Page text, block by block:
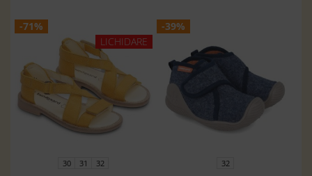
-71%
LICHIDARE
30 31 32
-39%
32